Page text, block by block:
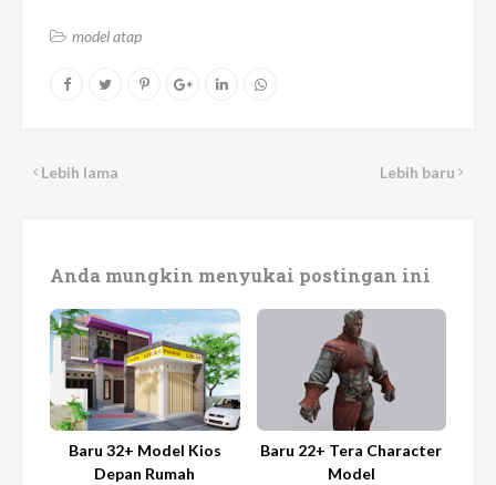
model atap
Lebih baru
Lebih lama
Anda mungkin menyukai postingan ini
Baru 32+ Model Kios
Depan Rumah
Baru 22+ Tera Character
Model